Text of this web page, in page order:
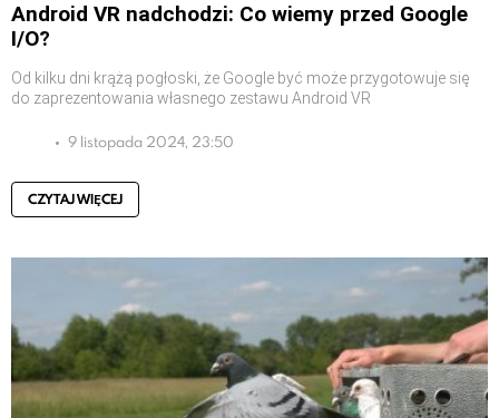
Android VR nadchodzi: Co wiemy przed Google
I/O?
Od kilku dni krążą pogłoski, że Google być może przygotowuje się
do zaprezentowania własnego zestawu Android VR
9 listopada 2024, 23:50
CZYTAJ WIĘCEJ